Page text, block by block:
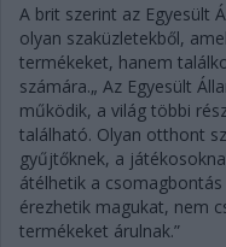
A brit szerint az Egyesült
olyan szaküzletekből,
termékeket, hanem
számára.„ Az Egyesült
működik, a világ többi
található. Olyan otthont
gyűjtőknek, a
átélhetik a
érezhetik magukat, nem
termékeket árulnak.”